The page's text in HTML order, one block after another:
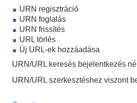
URN regisztráció
URN foglalás
URN frissítés
URL törlés
Új URL-ek hozzáadása
URN/URL keresés bejelentkezés
URN/URL szerkesztéshez viszont